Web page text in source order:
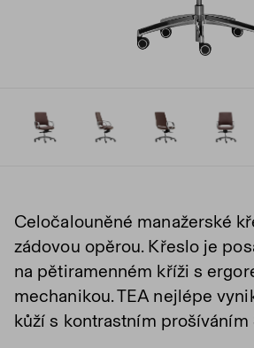
Celočalouněné manažerské
zádovou opěrou. Křeslo je
na pětiramenném kříži s
mechanikou. TEA nejlépe
kůží s kontrastním prošíváním